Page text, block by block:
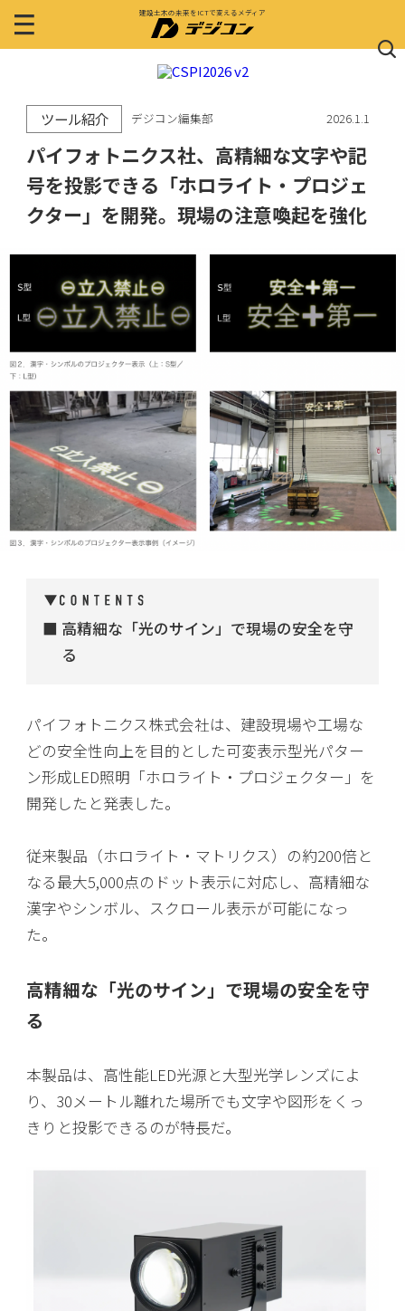
建設土木の未来をICTで変えるメディア
ツール紹介 デジコン編集部 2026.1.1
パイフォトニクス社、高精細な文字や記
号を投影できる「ホロライト・プロジェ
クター」を開発。現場の注意喚起を強化
高精細な「光のサイン」で現場の安全を守
る
パイフォトニクス株式会社は、建設現場や工場な
どの安全性向上を目的とした可変表示型光パター
ン形成LED照明「ホロライト・プロジェクター」を
開発したと発表した。
従来製品（ホロライト・マトリクス）の約200倍と
なる最大5,000点のドット表示に対応し、高精細な
漢字やシンボル、スクロール表示が可能になっ
た。
高精細な「光のサイン」で現場の安全を守
る
本製品は、高性能LED光源と大型光学レンズによ
り、30メートル離れた場所でも文字や図形をくっ
きりと投影できるのが特長だ。